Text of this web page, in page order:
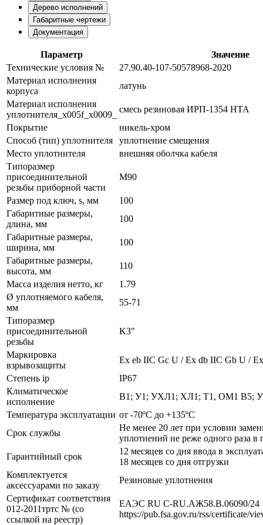
Дерево исполнений
Габаритные чертежи
Документация
Параметр
Значение
Технические условия №
27.90.40-107-50578968-2020
Материал исполнения
корпуса
латунь
Материал исполнения
уплотнителя_x005f_x0009_
смесь резиновая ИРП-1354 НТА
Покрытие
никель-хром
Способ (тип) уплотнителя
уплотнение смещения
Место уплотнителя
внешняя оболчка кабеля
Типоразмер
присоединительной
резьбы приборной части
М90
Размер под ключ, s, мм
100
Габаритные размеры,
длина, мм
100
Габаритные размеры,
ширина, мм
100
Габаритные размеры,
высота, мм
110
Масса изделия нетто, кг
1.79
Ø уплотняемого кабеля,
мм
55-71
Типоразмер
присоединительной
резьбы
K3"
Маркировка
взрывозащиты
Ех eb IIC Gc U / Ex db IIC Gb U /
Степень ip
IP67
Климатическое
исполнение
В1; У1; УХЛ1; ХЛ1; Т1, ОМ1 В5;
Температура эксплуатации от -70ºС до +135ºС
Срок службы
Не менее 20 лет при условии
уплотнений не реже одного раза в
Гарантийный срок
12 месяцев со дня ввода в
18 месяцев со дня отгрузки
Комплектуется
аксессуарами по заказу
Резиновые уплотнения
Сертификат соответствия
012-2011тртс № (со
ссылкой на реестр)
ЕАЭС RU С-RU.АЖ58.В.06090/24
https://pub.fsa.gov.ru/rss/certificate/